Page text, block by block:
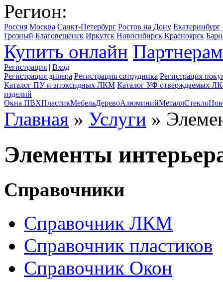
Регион:
Россия Москва Санкт-Петербург Ростов на Дону Екатеринбург
Грозный Благовещенск Иркутск Новосибирск Красноярск
Купить онлайн Партнерам
Регистрация | Вход
Регистрация дилера Регистрация сотрудника Регистрация
Каталог ПУ и эпоксидных ЛКМ Каталог УФ отверждаемых
изделий
Окна ПВХПластикМебельДеревоАлюминийМеталлСтекло
Главная » Услуги »
Элементы
Справочники
Справочник ЛКМ
Справочник пластиков
Справочник Окон